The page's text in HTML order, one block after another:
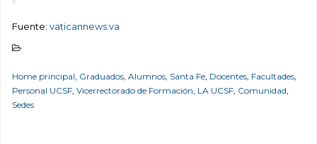
Fuente: vaticannews.va
Home principal, Graduados, Alumnos, Santa Fe, Docentes, Facultades,
Personal UCSF, Vicerrectorado de Formación, LA UCSF, Comunidad,
Sedes